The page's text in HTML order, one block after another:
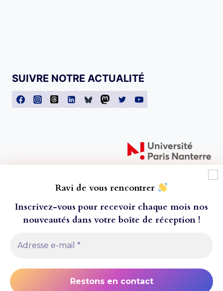
commandes passées après le mercredi 20 juillet ne
Ravi de vous rencontrer
Inscrivez-vous pour recevoir chaque mois nos
nouveautés dans votre boîte de réception!
SUIVRE NOTRE ACTUALITÉ
© 2026 Presses universitaires de Paris Nanterre
Conditions générales de vente